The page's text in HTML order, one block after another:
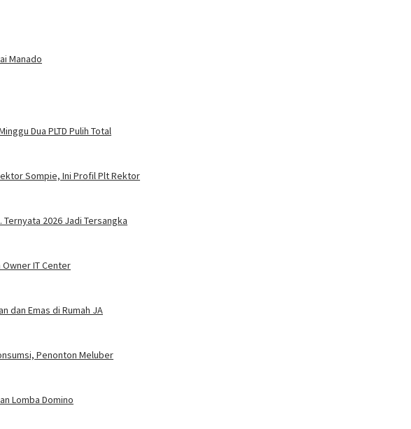
Manado
Dua PLTD Pulih Total
Sompie, Ini Profil Plt Rektor
2026 Jadi Tersangka
Owner IT Center
dan Emas di Rumah JA
Penonton Meluber
Lomba Domino